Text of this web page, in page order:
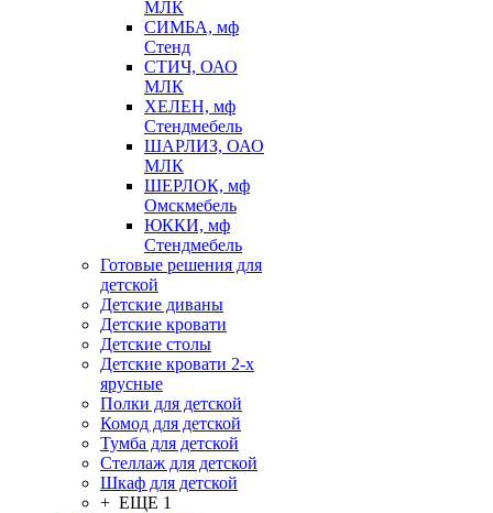
МЛК
СИМБА, мф
Стенд
СТИЧ, ОАО
МЛК
ХЕЛЕН, мф
Стендмебель
ШАРЛИЗ, ОАО
МЛК
ШЕРЛОК, мф
Омскмебель
ЮККИ, мф
Стендмебель
Готовые решения для
детской
Детские диваны
Детские кровати
Детские столы
Детские кровати 2-х
ярусные
Полки для детской
Комод для детской
Тумба для детской
Стеллаж для детской
Шкаф для детской
+ ЕЩЕ 1